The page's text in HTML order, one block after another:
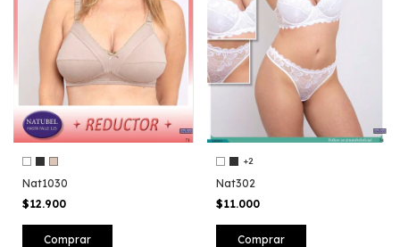
Nat1030
$12.900
Comprar
+2
Nat302
$11.000
Comprar